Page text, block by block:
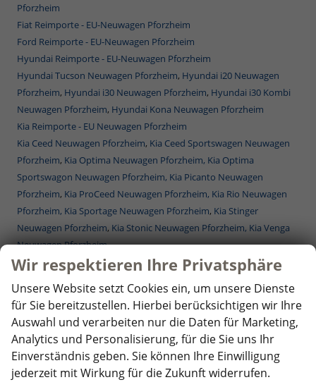
Pforzheim
Fiat Reimporte - EU-Neuwagen Pforzheim
Ford Reimporte - EU-Neuwagen Pforzheim
Hyundai Reimporte - EU-Neuwagen Pforzheim
Hyundai Tucson Neuwagen Pforzheim, Hyundai i20 Neuwagen
Pforzheim, Hyundai i30 Neuwagen Pforzheim, Hyundai i30 Kombi
Neuwagen Pforzheim, Hyundai Kona Neuwagen Pforzheim
Kia Reimporte - EU Neuwagen Pforzheim
Kia Ceed Neuwagen Pforzheim, Kia Ceed Sportswagen Neuwagen
Pforzheim, Kia Optima Neuwagen Pforzheim, Kia Optima
Sportswagon Neuwagen Pforzheim, Kia Picanto Neuwagen
Pforzheim, Kia ProCeed Neuwagen Pforzheim, Kia Rio Neuwagen
Pforzheim, Kia Sportage Neuwagen Pforzheim, Kia Stinger
Neuwagen Pforzheim, Kia Stonic Neuwagen Pforzheim, Kia Venga
Neuwagen Pforzheim
Mercedes-Benz Reimporte - EU-Neuwagen Pforzheim
Nissan Reimporte - EU Neuwagen Pforzheim
Opel Reimporte - EU Neuwagen Pforzheim
Peugeot Reimporte - EU Neuwagen Pforzheim
Renault Reimporte - EU Neuwagen Pforzheim
Seat Reimporte - EU Neuwagen Pforzheim
Seat Alhambra Neuwagen Pforzheim, Seat Arona Combi Neuwagen
Pforzheim ,Seat Ateca Neuwagen Pforzheim,Seat Ibiza Neuwagen
Wir respektieren Ihre Privatsphäre
Unsere Website setzt Cookies ein, um unsere Dienste
für Sie bereitzustellen. Hierbei berücksichtigen wir Ihre
Auswahl und verarbeiten nur die Daten für Marketing,
Analytics und Personalisierung, für die Sie uns Ihr
Einverständnis geben. Sie können Ihre Einwilligung
jederzeit mit Wirkung für die Zukunft widerrufen.